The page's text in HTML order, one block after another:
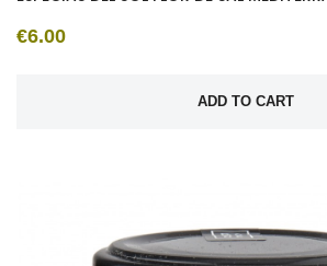
€6.00
ADD TO CART